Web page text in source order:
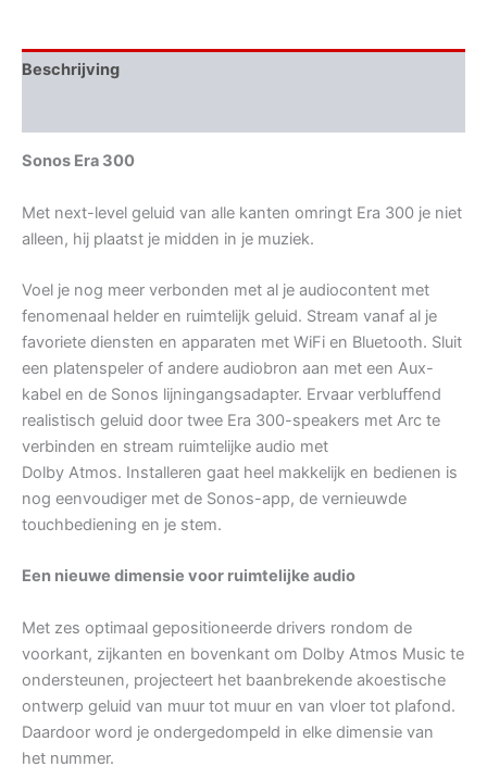
Beschrijving
Sonos Era 300
Met next-level geluid van alle kanten omringt Era 300 je niet
alleen, hij plaatst je midden in je muziek.
Voel je nog meer verbonden met al je audiocontent met
fenomenaal helder en ruimtelijk geluid. Stream vanaf al je
favoriete diensten en apparaten met WiFi en Bluetooth. Sluit
een platenspeler of andere audiobron aan met een Aux-
kabel en de Sonos lijningangsadapter. Ervaar verbluffend
realistisch geluid door twee Era 300-speakers met Arc te
verbinden en stream ruimtelijke audio met
Dolby Atmos. Installeren gaat heel makkelijk en bedienen is
nog eenvoudiger met de Sonos-app, de vernieuwde
touchbediening en je stem.
Een nieuwe dimensie voor ruimtelijke audio
Met zes optimaal gepositioneerde drivers rondom de
voorkant, zijkanten en bovenkant om Dolby Atmos Music te
ondersteunen, projecteert het baanbrekende akoestische
ontwerp geluid van muur tot muur en van vloer tot plafond.
Daardoor word je ondergedompeld in elke dimensie van
het nummer.